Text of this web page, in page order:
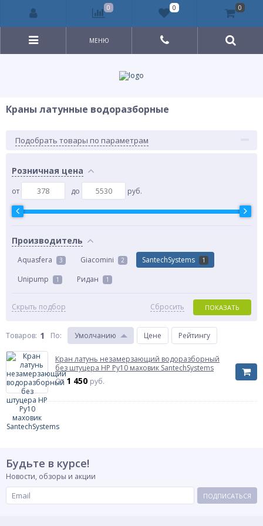
МЕНЮ
Краны латунные водоразборные
Подобрать товары по параметрам
Розничная цена
от до руб.
Производитель
Aquasfera 3 Giacomini 2 SantechSystems 1
Unipump 1 Ридан 1
Скрыть подбор ПОКАЗАТЬ
Сбросить
Товаров: 1 По: Умолчанию Цене Рейтингу
Кран латунь незамерзающий водоразборный
без штуцера НР Ру10 маховик SantechSystems
От 1 450 руб.
Будьте в курсе!
Новости, обзоры и акции
ПОДПИСАТЬСЯ
0 0 0